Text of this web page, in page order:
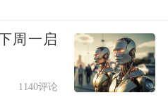
周一启
1140评论